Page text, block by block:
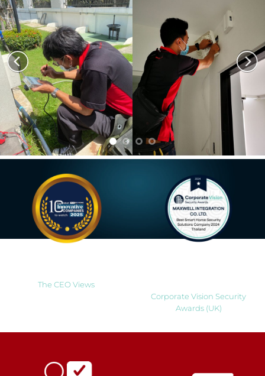
The CEO Views
Corporate Vision Security
Awards (UK)